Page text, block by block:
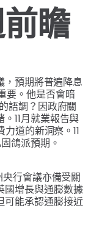
瞻
，預期將普遍降息
要。他是否會暗
語調？因政府關
11月就業報告與
道的新洞察。11
鴿派預期。
行會議亦備受關
國增長與通膨數據
可能承認通膨接近